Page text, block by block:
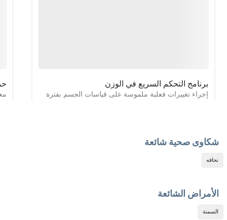
برنامج التحكم السريع في الوزن
إجراء تغييرات فعلية ملموسة على قياسات الجسم بفترة
شكاوى صحية شائعة
نحافه
الأمراض الشائعة
السمنة